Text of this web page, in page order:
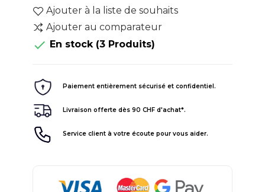
Ajouter à la liste de souhaits
Ajouter au comparateur
 En stock (3 Produits)
Paiement entièrement sécurisé et confidentiel.
Livraison offerte dès 90 CHF d'achat*.
Service client à votre écoute pour vous aider.